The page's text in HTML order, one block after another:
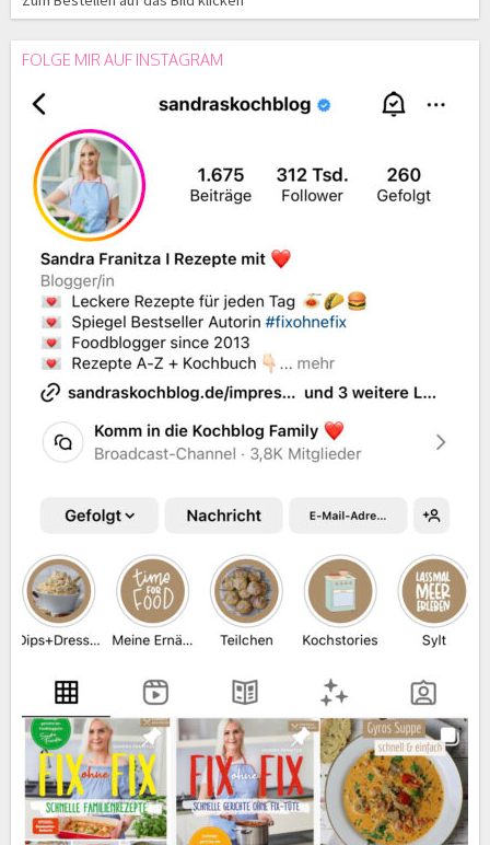
FOLGE MIR AUF INSTAGRAM